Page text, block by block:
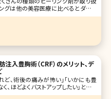
グは他の美容医療に比べるとダウン
とから初めての施術でも手を伸ばし
注入豊胸術（CRF）のメリット、デ
ど、術後の痛みが怖い」「いかにも豊
、ほどよくバストアップしたい」という
のが、コンデンスリッチ豊胸術です。